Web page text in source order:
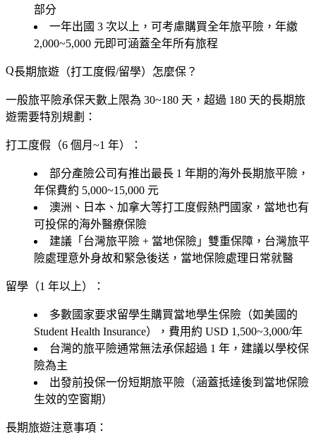
部分
一年出國 3 次以上，可考慮購買全年旅平險 ，年繳
2,000~5,000 元即可涵蓋全年所有旅程
長期旅遊（打工度假/留學）怎麼保？
一般旅平險承保天數上限為 30~180 天 ，超過 180 天的長期旅
遊需要特別規劃：
打工度假（6 個月~1 年）：
部分產險公司有推出最長 1 年期的海外長期旅平險，
年保費約 5,000~15,000 元
澳洲、日本、加拿大等打工度假熱門國家，當地也有
可投保的海外醫療保險
建議「台灣旅平險 + 當地保險」雙重保障，台灣旅平
險處理意外身故和緊急後送，當地保險處理日常就醫
留學（1 年以上）：
多數國家要求留學生購買當地學生保險（如美國的
Student Health Insurance），費用約 USD 1,500~3,000/年
台灣的旅平險通常無法承保超過 1 年，建議以學校保
險為主
出發前投保一份短期旅平險（涵蓋抵達後到當地保險
生效的空窗期）
長期旅遊注意事項：